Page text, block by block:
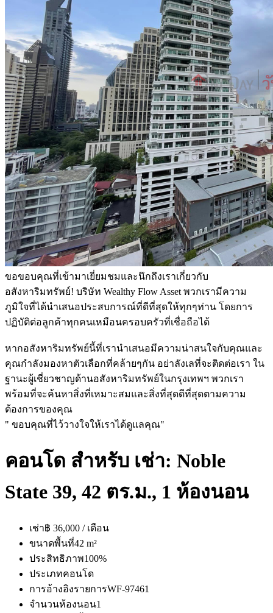
ขอขอบคุณที่เข้ามาเยี่ยมชมและนึกถึงเราเกี่ยวกับ
อสังหาริมทรัพย์! บริษัท Wealthy Flow Asset พวกเรามีความ
ภูมิใจที่ได้นำเสนอประสบการณ์ที่ดีที่สุดให้ทุกๆท่าน โดยการ
ปฏิบัติต่อลูกค้าทุกคนเหมือนครอบครัวที่เชื่อถือได้
หากอสังหาริมทรัพย์นี้ที่เรานำเสนอมีความน่าสนใจกับคุณและ
คุณกำลังมองหาตัวเลือกที่คล้ายๆกัน อย่าลังเลที่จะติดต่อเรา ใน
ฐานะผู้เชี่ยวชาญด้านอสังหาริมทรัพย์ในกรุงเทพฯ พวกเรา
พร้อมที่จะค้นหาสิ่งที่เหมาะสมและสิ่งที่สุดดีที่สุดตามความ
ต้องการของคุณ
" ขอบคุณที่ไว้วางใจให้เราได้ดูแลคุณ"
คอนโด สำหรับ เช่า: Noble
State 39, 42 ตร.ม., 1 ห้องนอน
เช่า฿ 36,000 / เดือน
ขนาดพื้นที่42 m²
ประสิทธิภาพ100%
ประเภทคอนโด
การอ้างอิงรายการWF-97461
จำนวนห้องนอน1